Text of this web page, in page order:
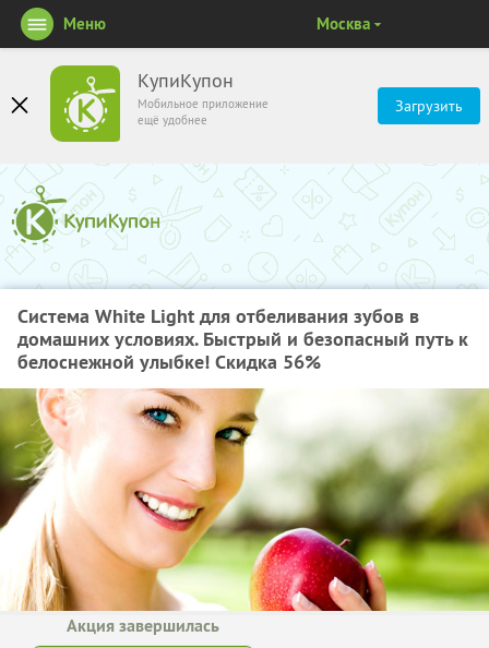
КупиКупон
Мобильное приложение
ещё удобнее
Загрузить
Меню Москва
Система White Light для отбеливания зубов в
домашних условиях. Быстрый и безопасный путь к
белоснежной улыбке! Скидка 56%
Акция завершилась